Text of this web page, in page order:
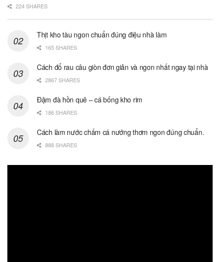
224 SHARES
Thịt kho tàu ngon chuẩn đúng điệu nhà làm
165 SHARES
Cách đổ rau câu giòn đơn giản và ngon nhất ngay tại nhà
2867 SHARES
Đậm đà hồn quê – cá bống kho rim
186 SHARES
Cách làm nước chấm cá nướng thơm ngon đúng chuẩn.
888 SHARES